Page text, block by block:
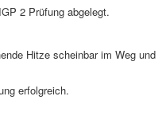
2 Prüfung abgelegt.
Hitze scheinbar im Weg und
erfolgreich.